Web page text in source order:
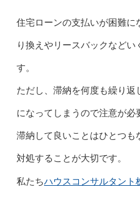
住宅ローンの支払いが困難
り換えやリースバックなどい
す。
ただし、滞納を何度も繰り
になってしまうので注意が必
滞納して良いことはひとつも
対処することが大切です。
私たちハウスコンサルタント